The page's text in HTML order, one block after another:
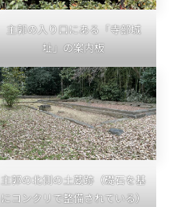
主郭の入り口にある「寺部城
址」の案内板
主郭の北側の土蔵跡（礎石を基
にコンクリで整備されている）